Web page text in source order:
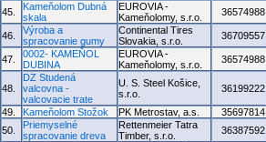
45.
Kameňolom Dubná
skala
EUROVIA -
Kameňolomy, s.r.o.
36574988
46.
Výroba a
spracovanie gumy
Continental Tires
Slovakia, s.r.o.
36709557
47.
0002- KAMEŇOL
DUBINA
EUROVIA -
Kameňolomy, s.r.o.
36574988
48.
DZ Studená
valcovna -
valcovacie trate
U. S. Steel Košice,
s.r.o.
36199222
49. Kameňolom Stožok PK Metrostav, a.s. 35697814
50.
Priemyselné
spracovanie dreva
Rettenmeier Tatra
Timber, s.r.o.
36387592